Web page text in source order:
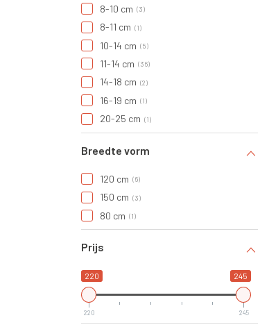
8-10 cm 3
8-11 cm 1
10-14 cm 5
11-14 cm 36
14-18 cm 2
16-19 cm 1
20-25 cm 1
Breedte vorm
120 cm 6
150 cm 3
80 cm 1
Prijs
220 245
220 245